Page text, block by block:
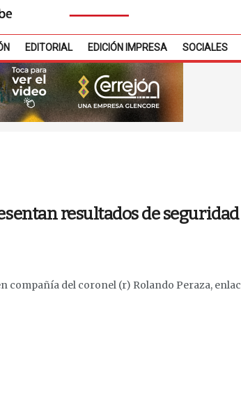
EDITORIAL EDICIÓN IMPRESA SOCIALES
resultados de
compañía del coronel (r) Rolando Peraza,